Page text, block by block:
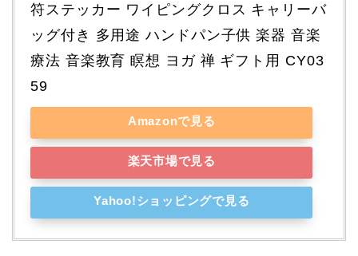
符ステッカー ワイピングクロス キャリーバ
ッグ付き 多用途 ハンドパン子供 楽器 音楽
療法 音楽教育 瞑想 ヨガ 禅 ギフト用 CY03
59
Amazonで見る
楽天市場で見る
Yahoo!ショッピングで見る